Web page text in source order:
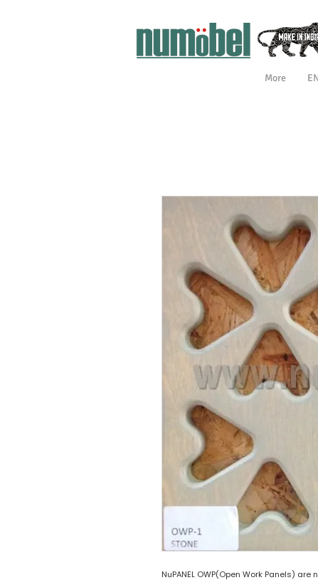
More
NuPANEL OWP(Open Work Panels)